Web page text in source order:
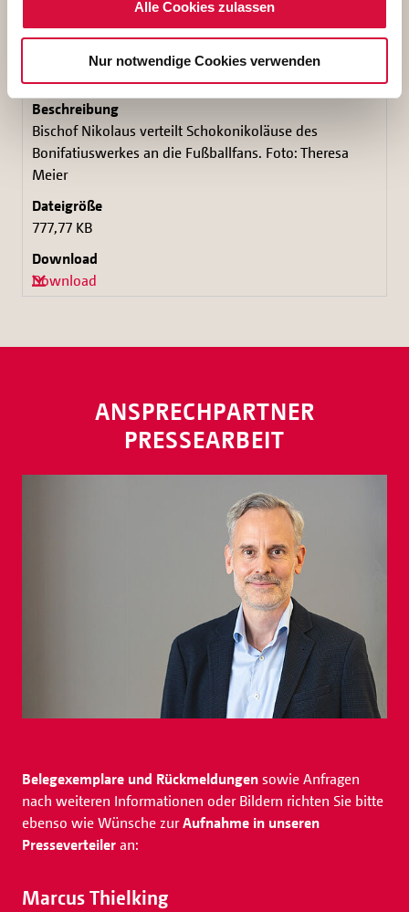
Alle Cookies zulassen
Nur notwendige Cookies verwenden
Bischof Nikolaus verteilt Schokonikoläuse des
Bonifatiuswerkes an die Fußballfans. Foto: Theresa
Meier
777,77 KB
Download
ANSPRECHPARTNER
PRESSEARBEIT
Belegexemplare und Rückmeldungen sowie Anfragen
nach weiteren Informationen oder Bildern richten Sie bitte
ebenso wie Wünsche zurAufnahme in unseren
Presseverteiler an:
Marcus Thielking